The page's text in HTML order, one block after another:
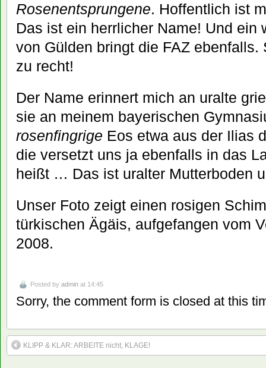
Rosenentsprungene. Hoffentlich ist
Das ist ein herrlicher Name! Und ein
von Gülden bringt die FAZ ebenfalls.
zu recht!
Der Name erinnert mich an uralte
sie an meinem bayerischen
rosenfingrige Eos etwa aus der Ilias
die versetzt uns ja ebenfalls in das
heißt … Das ist uralter Mutterboden
Unser Foto zeigt einen rosigen
türkischen Ägäis, aufgefangen vom
2008.
Posted by admin at 14:45
Sorry, the comment form is closed at this
KLIPP & KLAR: ARBEITE nicht, KLAGE!